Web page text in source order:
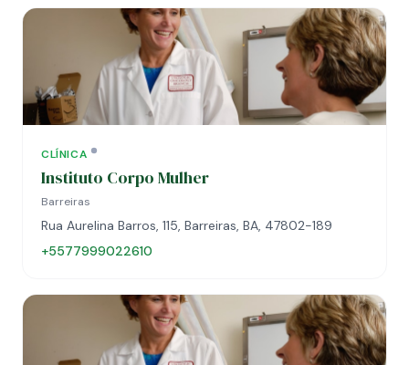
CLÍNICA
Instituto Corpo Mulher
Barreiras
Rua Aurelina Barros, 115, Barreiras, BA, 47802-189
+5577999022610